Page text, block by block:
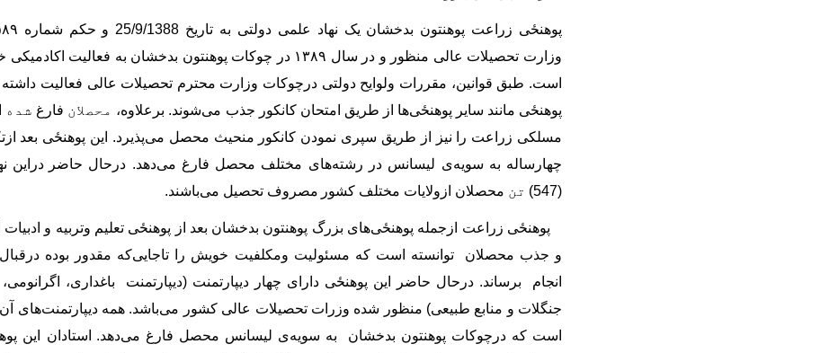
وزارت تحصیلات عالی منظور و در سال ۱۳۸۹ در چوکات پوهنتون بدخشان به فعالیت
است. طبق قوانین، مقررات ولوایح دولتی درچوکات وزارت محترم تحصیلات عالی فعالیت
پوهنځی مانند سایر پوهنځیها از طریق امتحان کانکور جذب میشوند. برعلاوه، محصلان فارغ شده
مسلکی زراعت را نیز از طریق سپری نمودن کانکور منحیث محصل میپذیرد. این پوهنځی بعد
چهارساله به سویهی لیسانس در رشتههای مختلف محصل فارغ میدهد. درحال حاضر دراین
(
547
) تن محصلان ازولایات مختلف کشور مصروف تحصیل میباشند.
پوهنځی زراعت ازجمله پوهنځیهای بزرگ پوهنتون بدخشان بعد از پوهنځی تعلیم وتربیه و ادبیات
و جذب محصلان توانسته است که مسئولیت ومکلفیت خویش را تاجاییکه مقدور بوده
انجام برساند. درحال حاضر این پوهنځی دارای چهار دیپارتمنت (دیپارتمنت باغداری،
جنگلات و منابع طبیعی) منظور شده وزرات تحصیلات عالی کشور میباشد. همه دیپارتمنتهای
است که درچوکات پوهنتون بدخشان
به سویهی لیسانس محصل فارغ میدهد. استادان این